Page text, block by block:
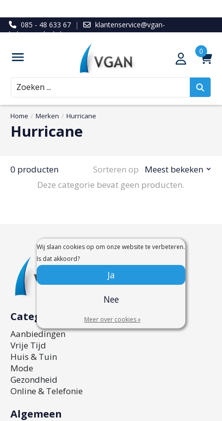
085 - 48 633 67 |
klantenservice@vgan-
ledenvoordeel.nl
Zoeken
Home / Merken / Hurricane
Hurricane
0 producten Sorteren op
Meest bekeken
Deze categorie bevat geen producten.
Categorieën
Aanbiedingen
Vrije Tijd
Huis & Tuin
Mode
Gezondheid
Online & Telefonie
Algemeen
Wij slaan cookies op om onze website te verbeteren.
Is dat akkoord?
Ja
Nee
Meer over cookies »